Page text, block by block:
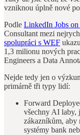
vzniknou úplně nové
Podle LinkedIn Jobs
Consultant mezi
spolupráci s WEF
1,3 milionu nových
Engineers a Data
Nejde tedy jen o
primárně tři typy lidí:
Forward
všechny AI laby,
zákazníkům, aby
systémy bank